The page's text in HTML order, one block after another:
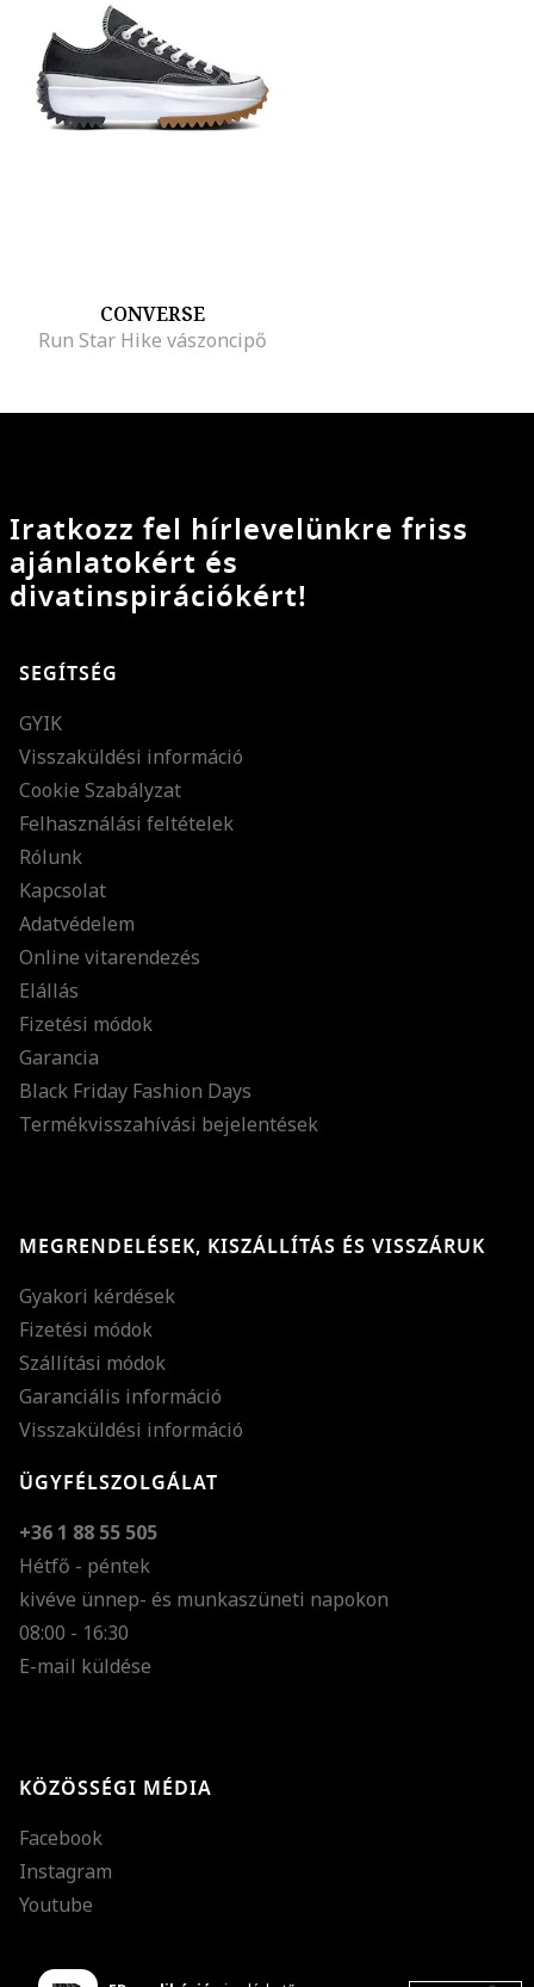
CONVERSE
Run Star Hike vászoncipő
Iratkozz fel hírlevelünkre friss
ajánlatokért és
divatinspirációkért!
SEGÍTSÉG
GYIK
Visszaküldési információ
Cookie Szabályzat
Felhasználási feltételek
Rólunk
Kapcsolat
Adatvédelem
Online vitarendezés
Elállás
Fizetési módok
Garancia
Black Friday Fashion Days
Termékvisszahívási bejelentések
MEGRENDELÉSEK, KISZÁLLÍTÁS ÉS VISSZÁRUK
Gyakori kérdések
Fizetési módok
Szállítási módok
Garanciális információ
Visszaküldési információ
ÜGYFÉLSZOLGÁLAT
+36 1 88 55 505
Hétfő - péntek
kivéve ünnep- és munkaszüneti napokon
08:00 - 16:30
E-mail küldése
KÖZÖSSÉGI MÉDIA
Facebook
Instagram
Youtube